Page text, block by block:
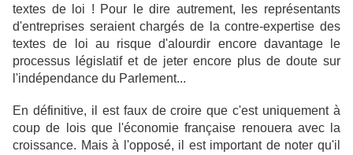
textes de loi ! Pour le dire autrement, les représentants
d'entreprises seraient chargés de la contre-expertise des
textes de loi au risque d'alourdir encore davantage le
processus législatif et de jeter encore plus de doute sur
l'indépendance du Parlement...
En définitive, il est faux de croire que c'est uniquement à
coup de lois que l'économie française renouera avec la
croissance. Mais à l'opposé, il est important de noter qu'il